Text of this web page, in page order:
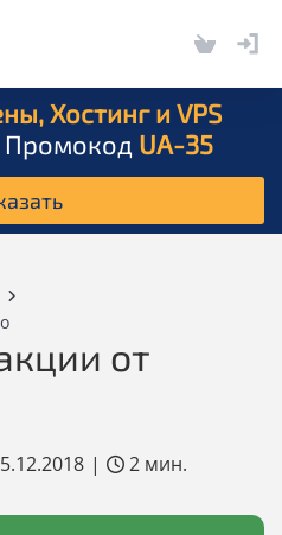
Хостинг и VPS
Промокод UA-35
от
| 2 мин.